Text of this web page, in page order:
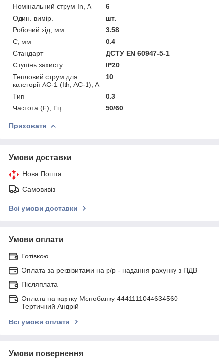
Номінальний струм In, А
6
Один. вимір.
шт.
Робочий хід, мм
3.58
С, мм
0.4
Стандарт
ДСТУ EN 60947-5-1
Ступінь захисту
IP20
Тепловий струм для
категорії AC-1 (Ith, AC-1), A
10
Тип
0.3
Частота (F), Гц
50/60
Приховати
Умови доставки
Нова Пошта
Самовивіз
Всі умови доставки
Умови оплати
Готівкою
Оплата за реквізитами на р/р - надання рахунку з ПДВ
Післяплата
Оплата на картку Монобанку 4441111044634560
Тертичний Андрій
Всі умови оплати
Умови повернення